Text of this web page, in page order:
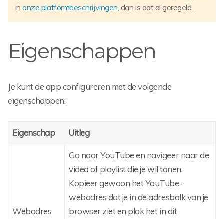
inonze platformbeschrijvingen, dan is dat al geregeld.
Eigenschappen
Je kunt de app configureren met de volgende
eigenschappen:
Eigenschap Uitleg
Webadres
Ga naar YouTube en navigeer naar de
video of playlist die je wil tonen.
Kopieer gewoon het YouTube-
webadres dat je in de adresbalk van je
browser ziet en plak het in dit